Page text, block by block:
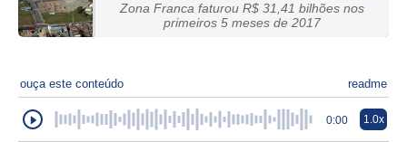
Zona Franca faturou R$ 31,41 bilhões nos
primeiros 5 meses de 2017
ouça este conteúdo readme
0:00 1.0x